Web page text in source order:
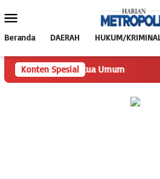
ke
Mobile
Beranda DAERAH HUKUM/
Konten Spesial
Tugas Ketua Umum